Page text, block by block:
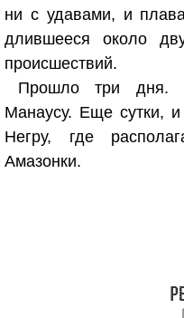
ни с удавами, и
длившееся около
происшествий.
Прошло три дня.
Манаусу. Еще сутки,
Негру, где
Амазонки.